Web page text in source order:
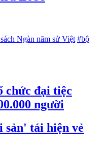
Ngàn năm sử Việt #bộ
chức đại tiệc
người
sản' tái hiện vẻ